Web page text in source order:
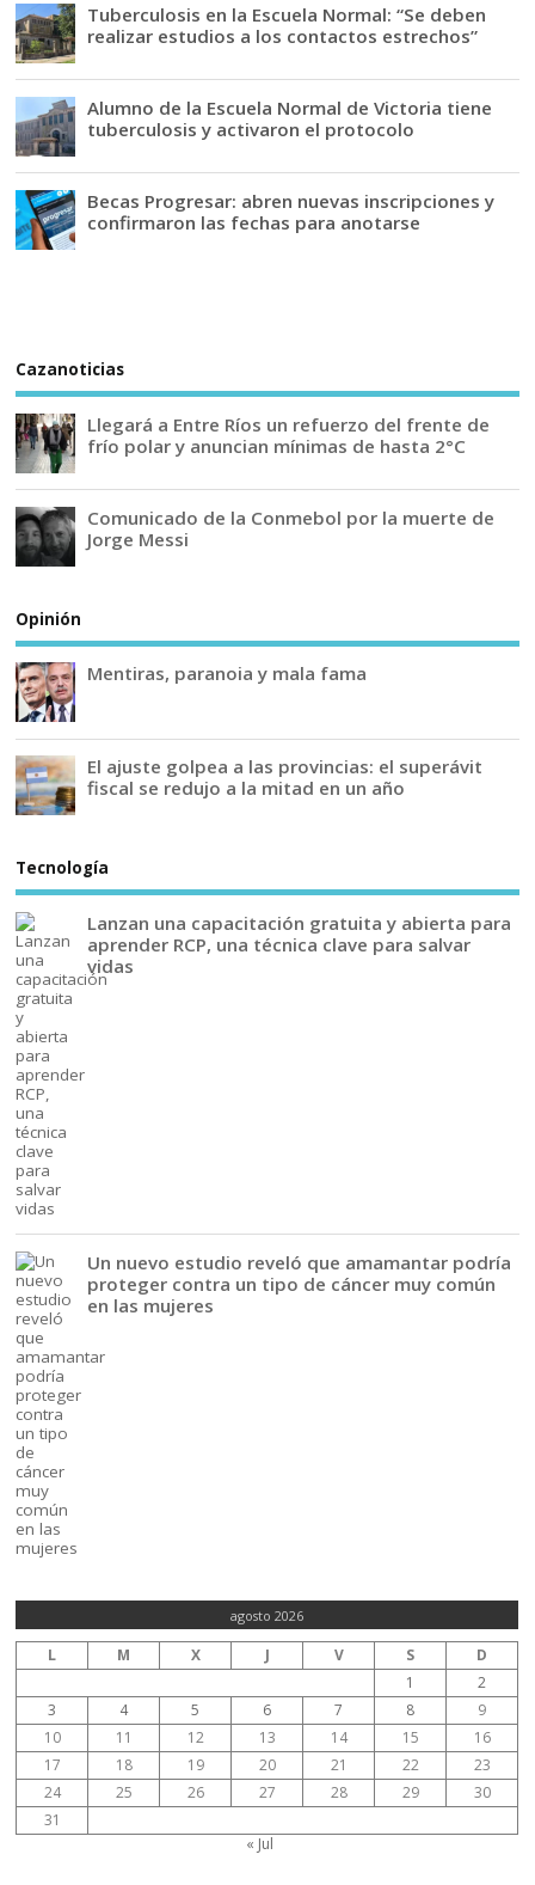
Tuberculosis en la Escuela Normal: “Se deben
realizar estudios a los contactos estrechos”
Alumno de la Escuela Normal de Victoria tiene
tuberculosis y activaron el protocolo
Becas Progresar: abren nuevas inscripciones y
confirmaron las fechas para anotarse
Cazanoticias
Llegará a Entre Ríos un refuerzo del frente de
frío polar y anuncian mínimas de hasta 2°C
Comunicado de la Conmebol por la muerte de
Jorge Messi
Opinión
Mentiras, paranoia y mala fama
El ajuste golpea a las provincias: el superávit
fiscal se redujo a la mitad en un año
Tecnología
Lanzan una capacitación gratuita y abierta para
aprender RCP, una técnica clave para salvar
vidas
Un nuevo estudio reveló que amamantar podría
proteger contra un tipo de cáncer muy común
en las mujeres
agosto 2026
L M X J V S
D
1
2
3
4 5 6 7 8
9
10
11 12 13 14 15
16
17
18 19 20 21 22
23
24
25 26 27 28 29
30
31
« Jul